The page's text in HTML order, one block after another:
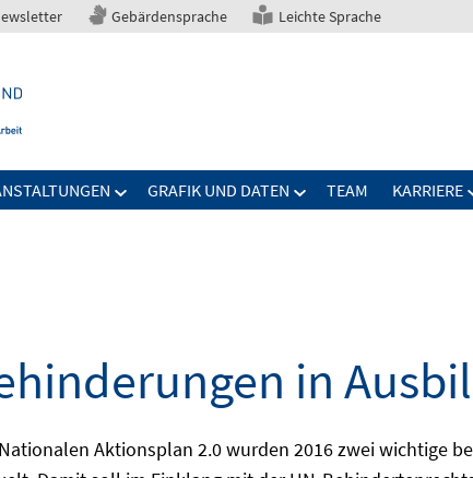
Gebärdensprache Leichte Sprache
GRAFIK UND DATEN TEAM KARRIERE
in
Aktionsplan 2.0 wurden 2016 zwei wichtige